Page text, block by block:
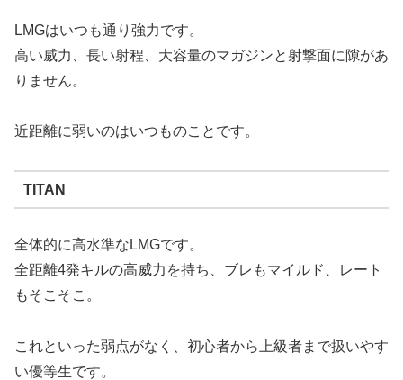
LMGはいつも通り強力です。
高い威力、長い射程、大容量のマガジンと射撃面に隙があ
りません。
近距離に弱いのはいつものことです。
TITAN
全体的に高水準なLMGです。
全距離4発キルの高威力を持ち、ブレもマイルド、レート
もそこそこ。
これといった弱点がなく、初心者から上級者まで扱いやす
い優等生です。